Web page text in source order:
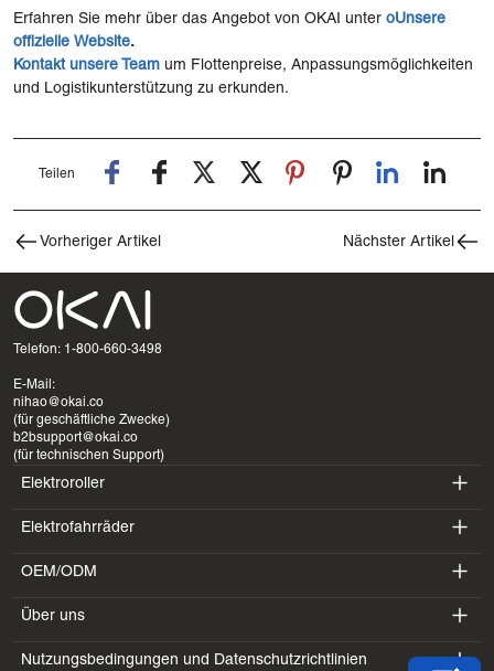
Erfahren Sie mehr über das Angebot von OKAI unter oUnsere
offizielle Website.
Kontakt unsere Team um Flottenpreise, Anpassungsmöglichkeiten
und Logistikunterstützung zu erkunden.
Teilen
Vorheriger Artikel Nächster Artikel
Telefon: 1-800-660-3498
E-Mail:
nihao@okai.co
(für geschäftliche Zwecke)
b2bsupport@okai.co
(für technischen Support)
Elektroroller
ES400A
ES410
ES600P
Elektrofahrräder
EB100B
EB300
EB100B V3
OEM/ODM
SV3
BV5
Über uns
Einführung
Nutzungsbedingungen und Datenschutzrichtlinien